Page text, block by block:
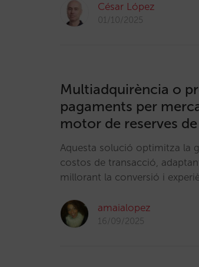
César López
01/10/2025
Multiadquirència o
pagaments per
motor de reserves
Aquesta solució optimitza la
costos de transacció,
millorant la conversió i
amaialopez
16/09/2025